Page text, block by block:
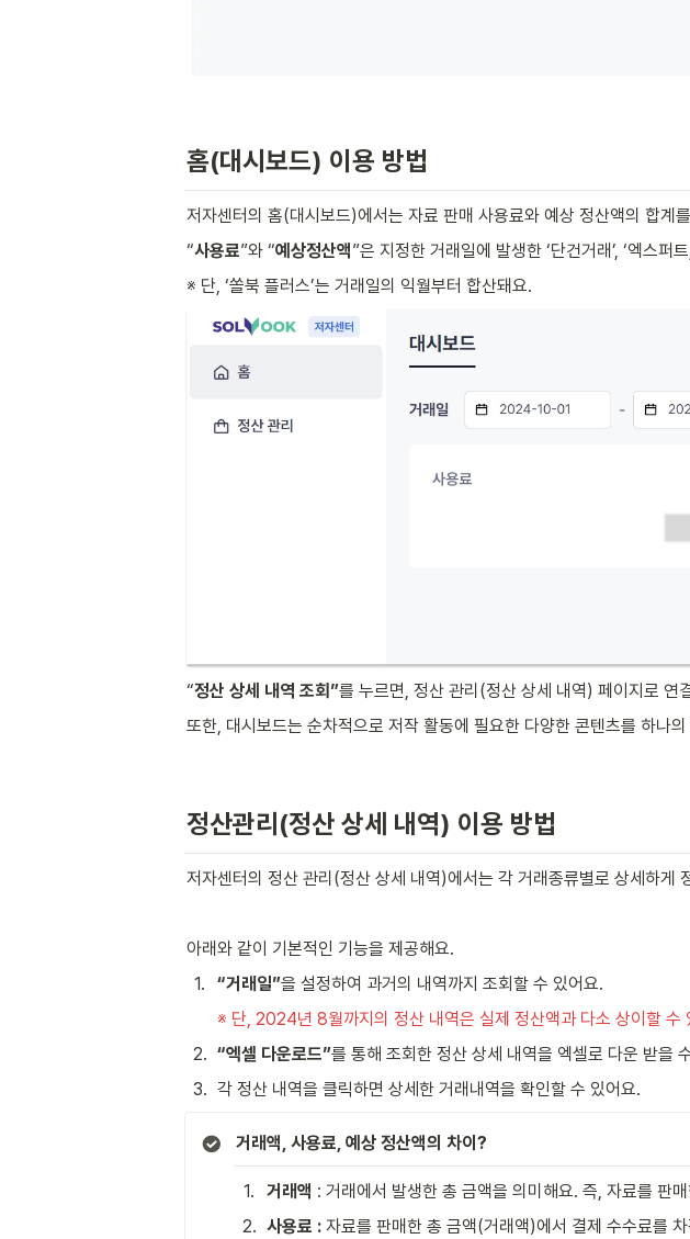
홈(대시보드) 이용 방법
저자센터의 홈(대시보드)에서는 자료 판매 사용료와 예상 정산액의 합계
“사용료”와 “예상정산액”은 지정한 거래일에 발생한 ‘단건거래’, ‘엑스퍼
※ 단, ‘쏠북 플러스’는 거래일의 익월부터 합산돼요.
“정산 상세 내역 조회”를 누르면, 정산 관리(정산 상세 내역) 페이지로 연
또한, 대시보드는 순차적으로 저작 활동에 필요한 다양한 콘텐츠를 하나
정산관리(정산 상세 내역) 이용 방법
저자센터의 정산 관리(정산 상세 내역)에서는 각 거래종류별로 상세하게
아래와 같이 기본적인 기능을 제공해요.
1. “거래일”을 설정하여 과거의 내역까지 조회할 수 있어요.
※ 단, 2024년 8월까지의 정산 내역은 실제 정산액과 다소 상이할 수
2. “엑셀 다운로드”를 통해 조회한 정산 상세 내역을 엑셀로 다운 받을
3. 각 정산 내역을 클릭하면 상세한 거래내역을 확인할 수 있어요.
거래액, 사용료, 예상 정산액의 차이?
1. 거래액 : 거래에서 발생한 총 금액을 의미해요. 즉, 자료를 판
2. 사용료 : 자료를 판매한 총 금액(거래액)에서 결제 수수료를